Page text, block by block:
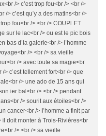
/> c’est trop fou<br /> <br />
/> c’est qu’y a des matins<br />
fou<br /> <br /> COUPLET
sur le lac<br /> ou est le pic bois
bas d’la galerie<br /> l’homme
/> <br /> sa vieille
/> avec toute sa magie<br
> c’est tellement fort<br /> que
/> une ado de 15 ans qui
ier bal<br /> <br /> pendant
/> sourit aux étoiles<br />
cancer<br /> l’homme a finit par
doit monter à Trois-Rivières<br
/> <br /> sa vieille